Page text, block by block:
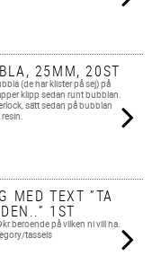
25MM, 20ST
(de har klister på sej) på
klipp sedan runt bubblan.
sätt sedan på bubblan
MED TEXT ”TA
1ST
beroende på vilken ni vill ha.
tassels